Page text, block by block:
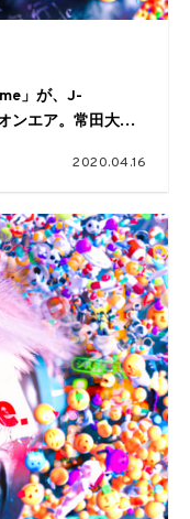
」が、J-
ンエア。常田大希
2020.04.16